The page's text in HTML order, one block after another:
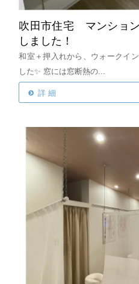
吹田市住宅 マンショ
しました！
和室＋押入れから、ウォークイ
した✨ 窓には窓断熱の...
詳 細